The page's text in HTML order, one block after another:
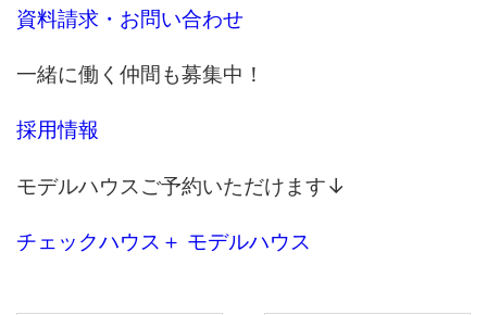
資料請求・お問い合わせ
一緒に働く仲間も募集中！
採用情報
モデルハウスご予約いただけます↓
チェックハウス＋ モデルハウス